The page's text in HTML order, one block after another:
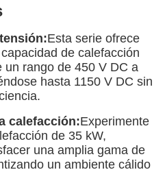
Esta serie ofrece
de calefacción
un rango de 450 V DC a
hasta 1150 V DC sin
calefacción:Experimente
de 35 kW,
una amplia gama de
un ambiente cálido